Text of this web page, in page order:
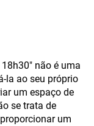
não é uma
la ao seu próprio
um espaço de
se trata de
um